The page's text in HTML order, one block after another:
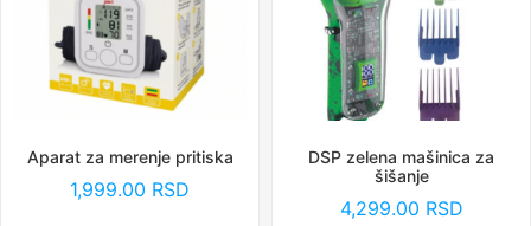
Aparat za merenje pritiska
1,999.00 RSD
DSP zelena mašinica za
šišanje
4,299.00 RSD